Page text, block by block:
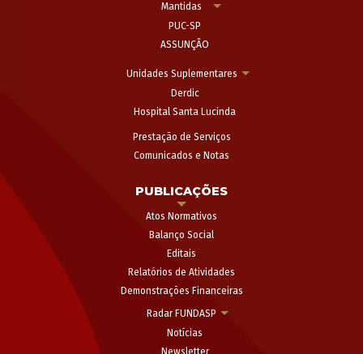
Mantidas
PUC-SP
ASSUNÇÃO
Unidades Suplementares
Derdic
Hospital Santa Lucinda
Prestação de Serviços
Comunicados e Notas
PUBLICAÇÕES
Atos Normativos
Balanço Social
Editais
Relatórios de Atividades
Demonstrações Financeiras
Radar FUNDASP
Notícias
Newsletter